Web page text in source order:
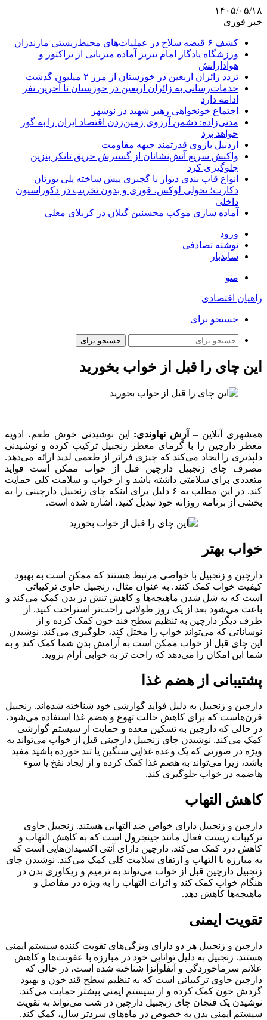
۱۴۰۵/۰۵/۱۸
خبر فوری
کشف ۶ قبضه سلاح در عملیات‌های محیط‌زیستی مازندران
ورزشگاه یادگار امام تبریز آماده میزبانی از تراکتور و
هوادارانش
تردد زائران اربعین در خوزستان از مرز ۲ میلیون گذشت
خدمات‌رسانی به زائران اربعین در خوزستان تا آخرین نفر
ادامه دارد
اجتماع خونخواهی رهبر شهید در نوشهر
مدنی‌زاده: دشمن آرزوی زمین‌زدن اقتصاد ایران را به گور
خواهد برد
اردبیل بازوی قدرتمند جبهه مقاومت
واکنش سریع آتش‌نشانان از گسترش حریق تانکر بنزین
جلوگیری کرد
انواع قاب بندی دیوار با گچبری پیش ساخته پلی یورتان
دکارت؛ تحولی لوکس، فوری و بدون تخریب در دکوراسیون
داخلی
آماده سازی موکب محسنین گیلان در کربلای معلی
ورود
نوشته تصادفی
سایدبار
منو
راهیان اقتصادی
جستجو برای
جستجو برای
این چای را قبل از خواب بخورید
همشهری آنلاین –آرش نهاوندی:
این نوشیدنی خوش طعم، ادویه
معطر دارچین را با گرمای معطر زنجبیل ترکیب کرده و نوشیدنی
دلپذیری را ایجاد می‌کند که چیزی فراتر از طعمی لذیذ ارائه می‌دهد.
مصرف چای زنجبیل دارچین قبل از خواب ممکن است فواید
متعددی برای سلامتی داشته باشد و از خواب و سلامت کلی حمایت
کند. در این مطلب به ۶ دلیل برای اینکه چای زنجبیل دارچینی را به
بخشی از برنامه روزانه خود تبدیل کنید، اشاره شده است.
خواب بهتر
دارچین و زنجبیل با خواصی مرتبط هستند که ممکن است به بهبود
کیفیت خواب کمک کنند. به عنوان مثال، زنجبیل حاوی ترکیباتی
است که به شل شدن ماهیچه‌ها و کاهش تنش در بدن کمک می‌کند و
باعث می‌شود بعد از یک روز طولانی راحت‌تر استراحت کنید. از
طرف دیگر دارچین به تنظیم سطح قند خون کمک کرده و از
نوساناتی که می‌تواند خواب را مختل کند، جلوگیری می‌کند. نوشیدن
این چای قبل از خواب ممکن است به آرامش بدن شما کمک کند و به
شما این امکان را می‌دهد که راحت تر به خوابی آرام بروید.
پشتیبانی از هضم غذا
دارچین و زنجبیل به دلیل فواید گوارشی خود شناخته شده‌اند. زنجبیل
قرن‌هاست که برای کاهش حالت تهوع و هضم غذا استفاده می‌شود،
در حالی که دارچین به تسکین معده و حمایت از سیستم گوارشی
کمک می‌کند. نوشیدن چای زنجبیل دارچینی قبل از خواب می‌تواند به
ویژه در صورتی که یک وعده غذایی سنگین یا تند خورده باشید مفید
باشد، زیرا می‌تواند به هضم غذا کمک کرده و از ایجاد نفخ یا سوء
هاضمه در خواب جلوگیری کند.
کاهش التهاب
دارچین و زنجبیل دارای خواص ضد التهابی هستند. زنجبیل حاوی
ترکیبات زیست فعال مانند جینجرول است که به کاهش التهاب و
کاهش درد کمک می‌کند. دارچین دارای آنتی اکسیدان‌هایی است که
به مبارزه با التهاب و ارتقای سلامت کلی کمک می‌کند. نوشیدن چای
زنجبیل دارچین قبل از خواب می‌تواند به ترمیم و ریکاوری بدن در
هنگام خواب کمک کند و اثرات التهاب را به ویژه در مفاصل و
ماهیچه‌ها کاهش دهد.
تقویت ایمنی
دارچین و زنجبیل هر دو دارای ویژگی‌های تقویت کننده سیستم ایمنی
هستند. زنجبیل به دلیل توانایی خود در مبارزه با عفونت‌ها و کاهش
علائم سرماخوردگی و آنفلوآنزا شناخته شده است، در حالی که
دارچین حاوی ترکیباتی است که به تنظیم سطح قند خون و بهبود
گردش خون کمک کرده و از سیستم ایمنی بیشتر حمایت می‌کند.
نوشیدن یک فنجان چای زنجبیل دارچین در شب می‌تواند به تقویت
سیستم ایمنی بدن به خصوص در ماه‌های سردتر سال، کمک کند.